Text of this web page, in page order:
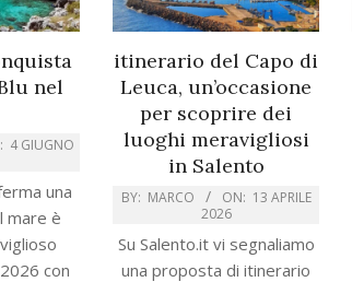
nel
4 GIUGNO
una
mare è
con
itinerario del Capo di
Leuca, un’occasione
per scoprire dei
luoghi meravigliosi
in Salento
BY: MARCO ON: 13 APRILE
2026
Su Salento.it vi segnaliamo
una proposta di itinerario